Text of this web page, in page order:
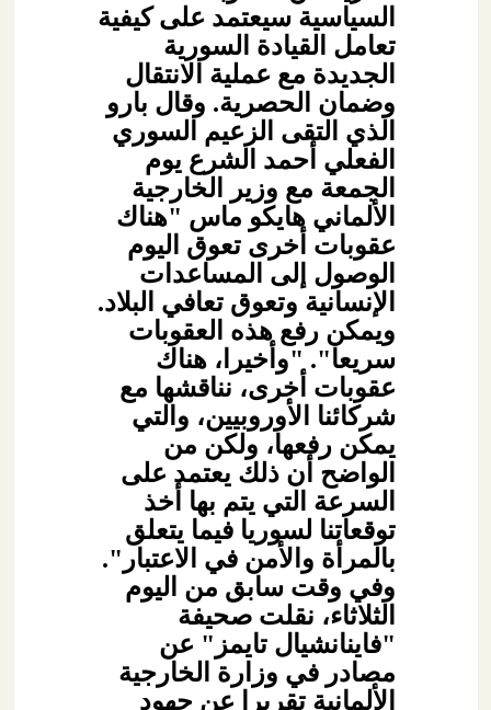
السياسية سيعتمد على كيفية
تعامل القيادة السورية
الجديدة مع عملية الانتقال
وضمان الحصرية. وقال بارو
الذي التقى الزعيم السوري
الفعلي أحمد الشرع يوم
الجمعة مع وزير الخارجية
الألماني هايكو ماس "هناك
عقوبات أخرى تعوق اليوم
الوصول إلى المساعدات
الإنسانية وتعوق تعافي البلاد.
ويمكن رفع هذه العقوبات
سريعا". "وأخيرا، هناك
عقوبات أخرى، نناقشها مع
شركائنا الأوروبيين، والتي
يمكن رفعها، ولكن من
الواضح أن ذلك يعتمد على
السرعة التي يتم بها أخذ
توقعاتنا لسوريا فيما يتعلق
بالمرأة والأمن في الاعتبار".
وفي وقت سابق من اليوم
الثلاثاء، نقلت صحيفة
"فاينانشيال تايمز" عن
مصادر في وزارة الخارجية
الألمانية تقريرا عن جهود